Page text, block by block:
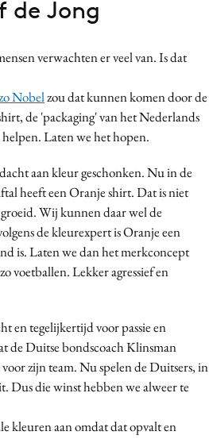
verwachten er veel van. Is dat
Nobelzou dat kunnen komen door de
de 'packaging' van het Nederlands
Laten we het hopen.
aan kleur geschonken. Nu in de
heeft een Oranje shirt. Dat is niet
Wij kunnen daar wel de
de kleurexpert is Oranje een
is. Laten we dan het merkconcept
voetballen. Lekker agressief en
en tegelijkertijd voor passie en
de Duitse bondscoach Klinsman
zijn team. Nu spelen de Duitsers, in
Dus die winst hebben we alweer te
kleuren aan omdat dat opvalt en
de Jong